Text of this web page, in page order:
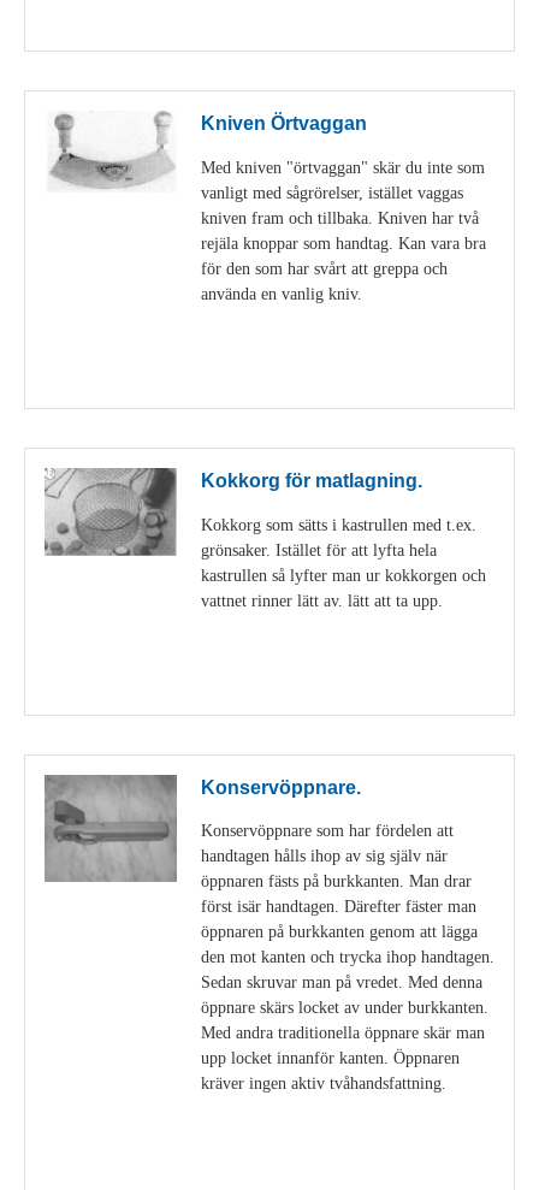
Kniven Örtvaggan
Med kniven "örtvaggan" skär du inte som
vanligt med sågrörelser, istället vaggas
kniven fram och tillbaka. Kniven har två
rejäla knoppar som handtag. Kan vara bra
för den som har svårt att greppa och
använda en vanlig kniv.
Kokkorg för matlagning.
Kokkorg som sätts i kastrullen med t.ex.
grönsaker. Istället för att lyfta hela
kastrullen så lyfter man ur kokkorgen och
vattnet rinner lätt av. lätt att ta upp.
Konservöppnare.
Konservöppnare som har fördelen att
handtagen hålls ihop av sig själv när
öppnaren fästs på burkkanten. Man drar
först isär handtagen. Därefter fäster man
öppnaren på burkkanten genom att lägga
den mot kanten och trycka ihop handtagen.
Sedan skruvar man på vredet. Med denna
öppnare skärs locket av under burkkanten.
Med andra traditionella öppnare skär man
upp locket innanför kanten. Öppnaren
kräver ingen aktiv tvåhandsfattning.